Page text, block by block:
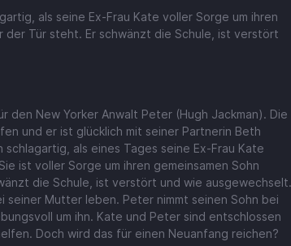
als seine Ex-Frau Kate voller Sorge um ihren
der Tür steht. Er schwänzt die Schule, ist verstört
den New Yorker Anwalt Peter (Hugh Jackman). Die
und er ist glücklich mit seiner Partnerin Beth
schlagartig, als eines Tages seine Ex-Frau Kate
ist voller Sorge um ihren gemeinsamen Sohn
die Schule, ist verstört und wie ausgewechselt.
seiner Mutter leben. Peter nimmt seinen Sohn bei
um ihn. Kate und Peter sind entschlossen
Doch wird das für einen Neuanfang reichen?